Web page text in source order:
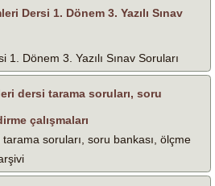
Dersi 1. Dönem 3. Yazılı Sınav
1. Dönem 3. Yazılı Sınav Soruları
dersi tarama soruları, soru
çalışmaları
soruları, soru bankası, ölçme